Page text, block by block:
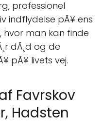
professionel
indflydelse pÃ¥ ens
hvor man kan finde
dÃ¸d og de
pÃ¥ livets vej.
Favrskov
Hadsten